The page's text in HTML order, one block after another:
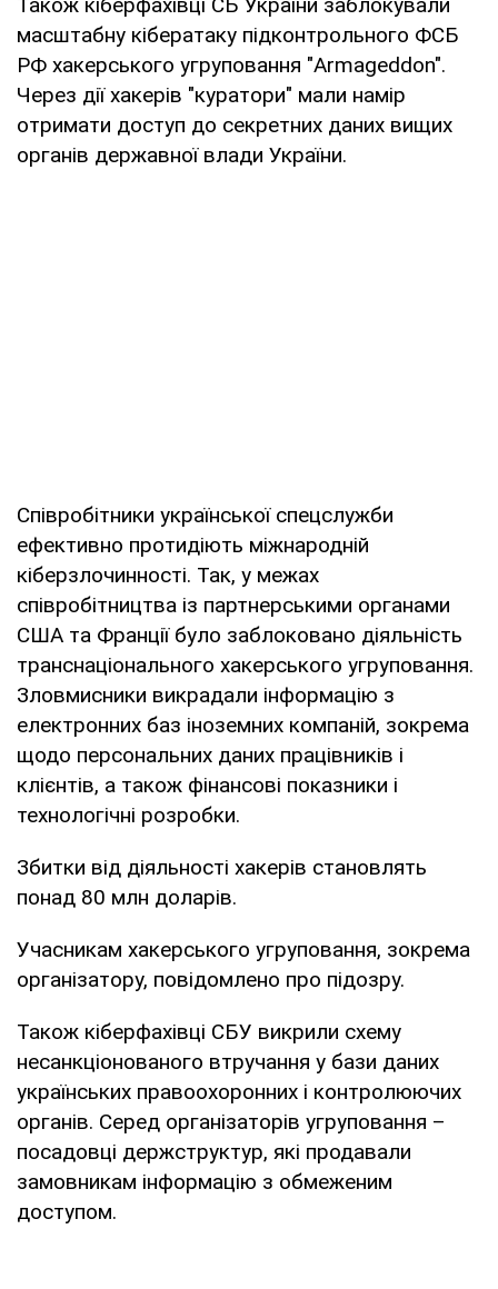
масштабну кібератаку підконтрольного ФСБ
РФ хакерського угруповання "Armageddon".
Через дії хакерів "куратори" мали намір
отримати доступ до секретних даних вищих
органів державної влади України.
Співробітники української спецслужби
ефективно протидіють міжнародній
кіберзлочинності. Так, у межах
співробітництва із партнерськими органами
США та Франції було заблоковано діяльність
транснаціонального хакерського угруповання.
Зловмисники викрадали інформацію з
електронних баз іноземних компаній, зокрема
щодо персональних даних працівників і
клієнтів, а також фінансові показники і
технологічні розробки.
Збитки від діяльності хакерів становлять
понад 80 млн доларів.
Учасникам хакерського угруповання, зокрема
організатору, повідомлено про підозру.
Також кіберфахівці СБУ викрили схему
несанкціонованого втручання у бази даних
українських правоохоронних і контролюючих
органів. Серед організаторів угруповання –
посадовці держструктур, які продавали
замовникам інформацію з обмеженим
доступом.